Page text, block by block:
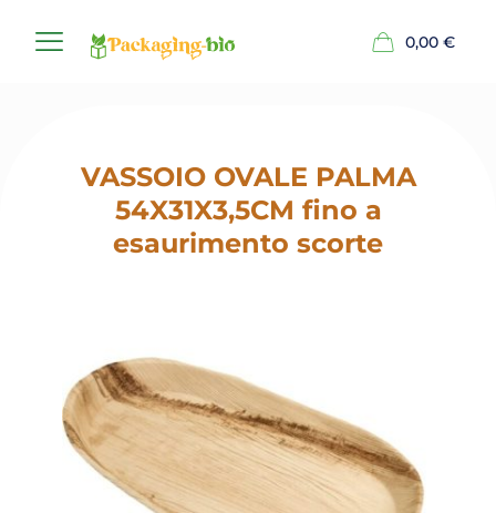
0,00 €
VASSOIO OVALE PALMA
54X31X3,5CM fino a
esaurimento scorte